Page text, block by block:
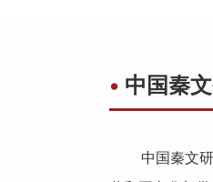
• 中国秦
中国秦文研